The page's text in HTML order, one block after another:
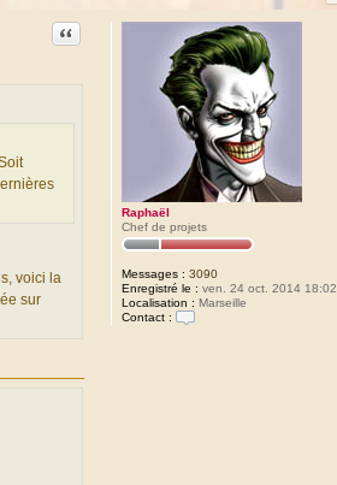
Raphaël
Chef de projets
Messages : 3090
Enregistré le : ven. 24 oct. 2014 18:02
Localisation : Marseille
Contact :
Citation
voici la
sur